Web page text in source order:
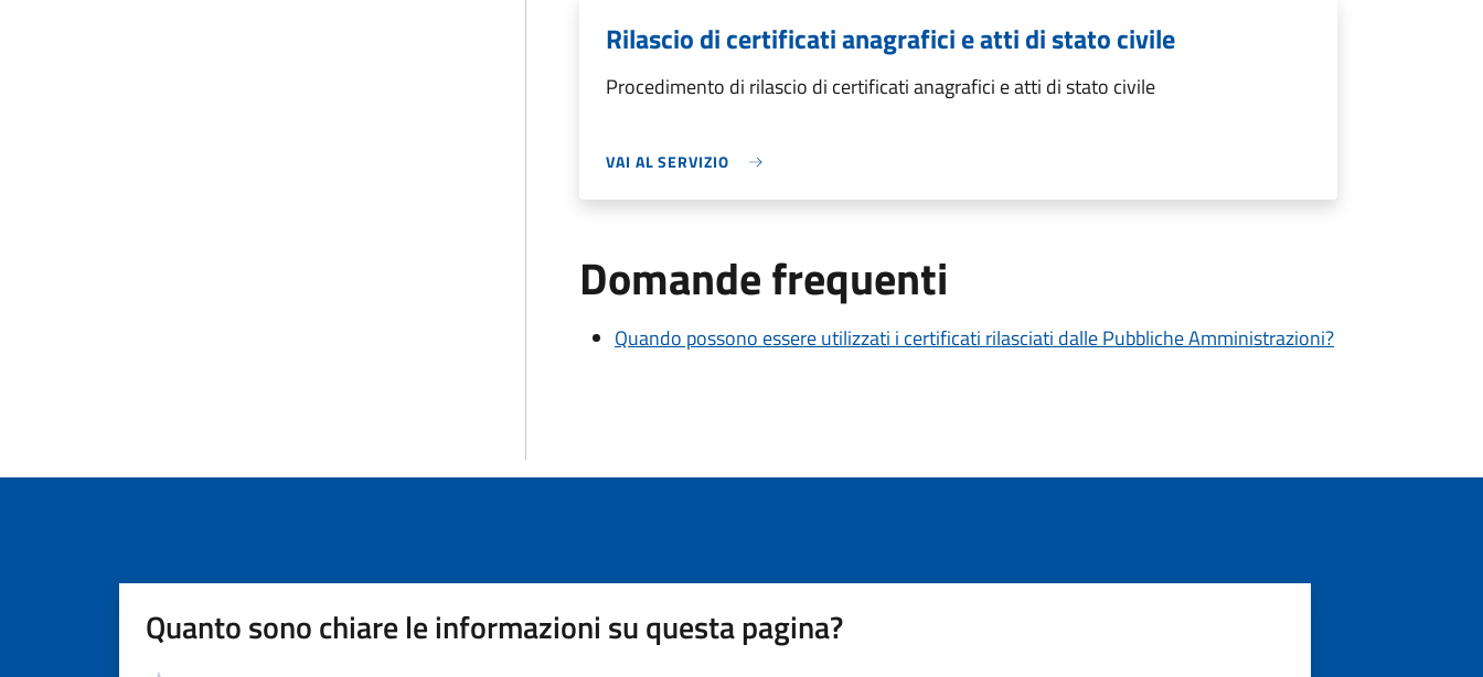
Rilascio di certificati anagrafici e atti di stato civile
Procedimento di rilascio di certificati anagrafici e atti di stato civile
VAI AL SERVIZIO
Domande frequenti
Quando possono essere utilizzati i certificati rilasciati dalle Pubbliche Amministrazioni?
Quanto sono chiare le informazioni su questa pagina?